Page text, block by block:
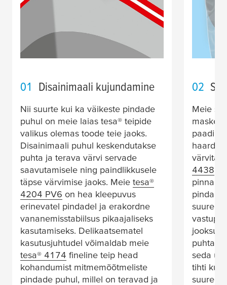
01 Disainimaali kujundamine
Nii suurte kui ka väikeste pindade
puhul on meie laias tesa® teipide
valikus olemas toode teie jaoks.
Disainimaali puhul keskendutakse
puhta ja terava värvi servade
saavutamisele ning paindlikkusele
täpse värvimise jaoks. Meie tesa®
4204 PV6 on hea kleepuvus
erinevatel pindadel ja erakordne
vananemisstabiilsus pikaajaliseks
kasutamiseks. Delikaatsematel
kasutusjuhtudel võimaldab meie
tesa® 4174 fineline teip head
kohandumist mitmemõõtmeliste
pindade puhul, millel on teravad ja
02
Meie
4438
jooksul,
seda
tihti kui